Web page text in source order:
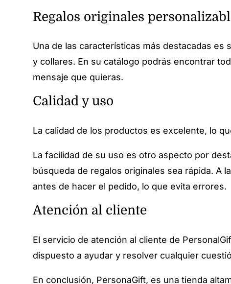
Regalos originales
Una de las características más destacadas es
y collares. En su catálogo podrás encontrar
mensaje que quieras.
Calidad y uso
La calidad de los productos es excelente, lo
La facilidad de su uso es otro aspecto por
búsqueda de regalos originales sea rápida. A
antes de hacer el pedido, lo que evita errores.
Atención al cliente
El servicio de atención al cliente de
dispuesto a ayudar y resolver cualquier
En conclusión, PersonaGift, es una tienda